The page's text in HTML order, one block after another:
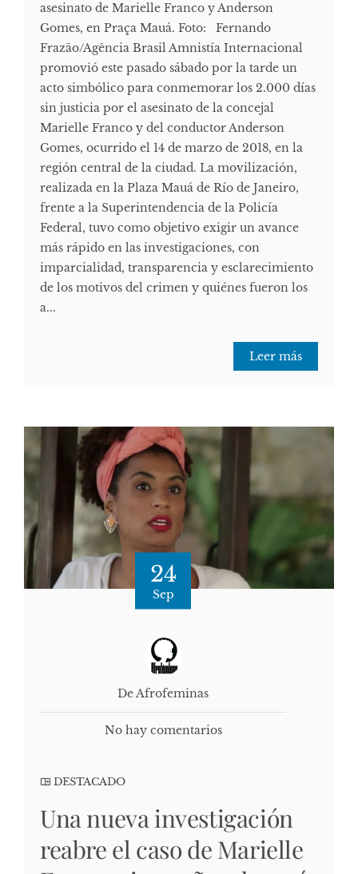
asesinato de Marielle Franco y Anderson
Gomes, en Praça Mauá. Foto: Fernando
Frazão/Agência Brasil Amnistía Internacional
promovió este pasado sábado por la tarde un
acto simbólico para conmemorar los 2.000 días
sin justicia por el asesinato de la concejal
Marielle Franco y del conductor Anderson
Gomes, ocurrido el 14 de marzo de 2018, en la
región central de la ciudad. La movilización,
realizada en la Plaza Mauá de Río de Janeiro,
frente a la Superintendencia de la Policía
Federal, tuvo como objetivo exigir un avance
más rápido en las investigaciones, con
imparcialidad, transparencia y esclarecimiento
de los motivos del crimen y quiénes fueron los
a...
Leer más
24
Sep
De Afrofeminas
No hay comentarios
DESTACADO
Una nueva investigación
reabre el caso de Marielle